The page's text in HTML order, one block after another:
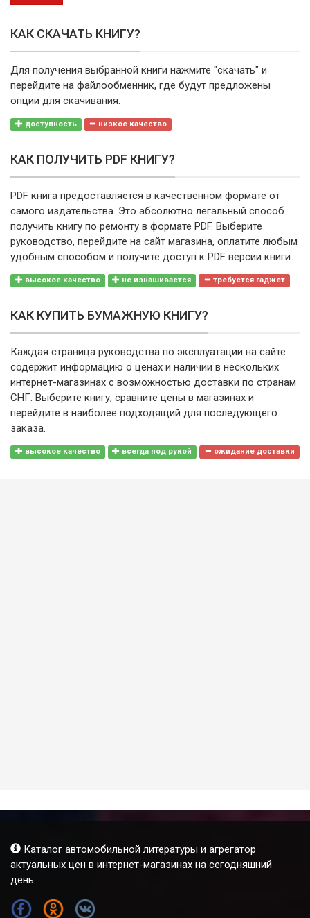
КАК СКАЧАТЬ КНИГУ?
Для получения выбранной книги нажмите "скачать" и
перейдите на файлообменник, где будут предложены
опции для скачивания.
доступность низкое качество
КАК ПОЛУЧИТЬ PDF КНИГУ?
PDF книга предоставляется в качественном формате от
самого издательства. Это абсолютно легальный способ
получить книгу по ремонту в формате PDF. Выберите
руководство, перейдите на сайт магазина, оплатите любым
удобным способом и получите доступ к PDF версии книги.
высокое качество не изнашивается требуется гаджет
КАК КУПИТЬ БУМАЖНУЮ КНИГУ?
Каждая страница руководства по эксплуатации на сайте
содержит информацию о ценах и наличии в нескольких
интернет-магазинах с возможностью доставки по странам
СНГ. Выберите книгу, сравните цены в магазинах и
перейдите в наиболее подходящий для последующего
заказа.
высокое качество всегда под рукой ожидание доставки
Каталог автомобильной литературы и агрегатор
актуальных цен в интернет-магазинах на сегодняшний
день.
FB OK VK